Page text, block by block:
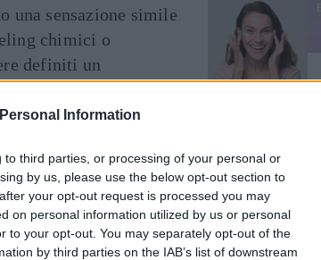
Information
third parties, or processing of your personal or
by us, please use the below opt-out section to
your opt-out request is processed you may
on personal information utilized by us or personal
to your opt-out. You may separately opt-out of the
by third parties on the IAB’s list of downstream
una sensazione simile
chimici o
definiti un
del successo di
“infierire”